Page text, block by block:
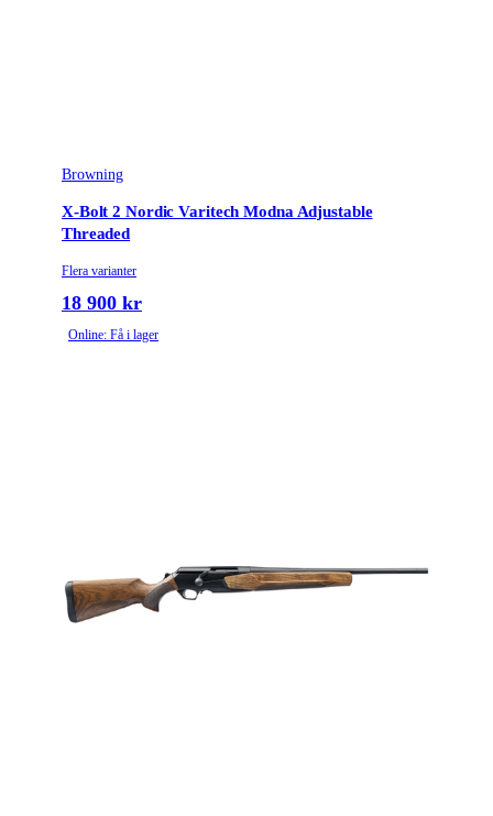
Browning
X-Bolt 2 Nordic Varitech Modna Adjustable
Threaded
Flera varianter
18 900 kr
Online: Få i lager